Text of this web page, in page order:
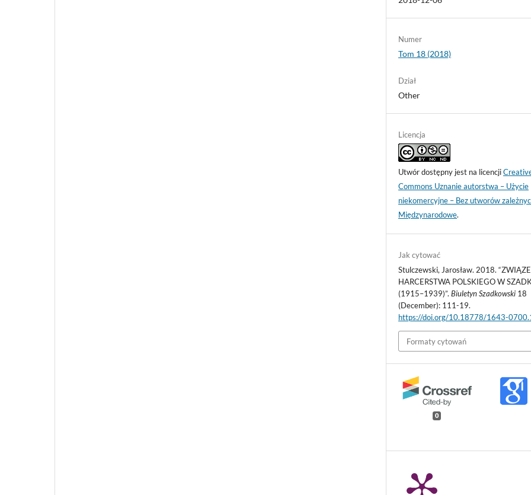
Numer
Tom 18 (2018)
Dział
Other
Licencja
Utwór dostępny jest na licencji
Commons Uznanie autorstwa – Użycie
niekomercyjne – Bez utworów
Międzynarodowe.
Jak cytować
Stulczewski, Jarosław. 2018.
HARCERSTWA POLSKIEGO W
(1915–1939)”.Biuletyn Szadkowski 18
(December): 111-19.
https://doi.org/10.18778/1643-
Formaty cytowań
0